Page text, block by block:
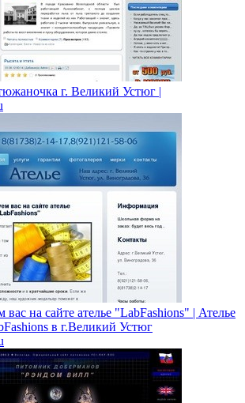
г. Великий Устюг |
вас на сайте ателье "LabFashions" | Ателье
в г.Великий Устюг